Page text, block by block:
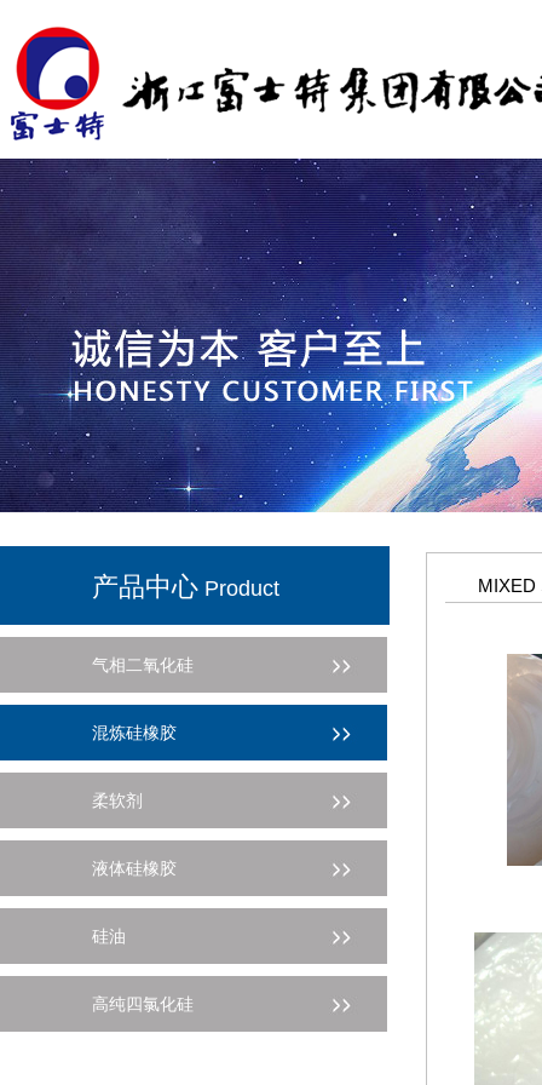
产品中心 Product
气相二氧化硅
混炼硅橡胶
柔软剂
液体硅橡胶
硅油
高纯四氯化硅
MIXED